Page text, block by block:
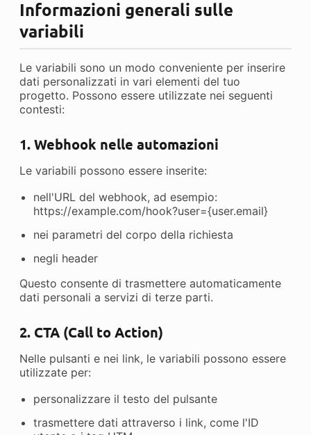
Come impostare una lingua specifica per una pagina su
Kwiga
Cambiamento della password e impostazioni di accesso
Visualizza di più
Informazioni generali sulle
variabili
Le variabili sono un modo conveniente per inserire
dati personalizzati in vari elementi del tuo
progetto. Possono essere utilizzate nei seguenti
contesti:
1. Webhook nelle automazioni
Le variabili possono essere inserite:
nell'URL del webhook, ad esempio:
https://example.com/hook?user={user.email}
nei parametri del corpo della richiesta
negli header
Questo consente di trasmettere automaticamente
dati personali a servizi di terze parti.
2. CTA (Call to Action)
Nelle pulsanti e nei link, le variabili possono essere
utilizzate per:
personalizzare il testo del pulsante
trasmettere dati attraverso i link, come l'ID